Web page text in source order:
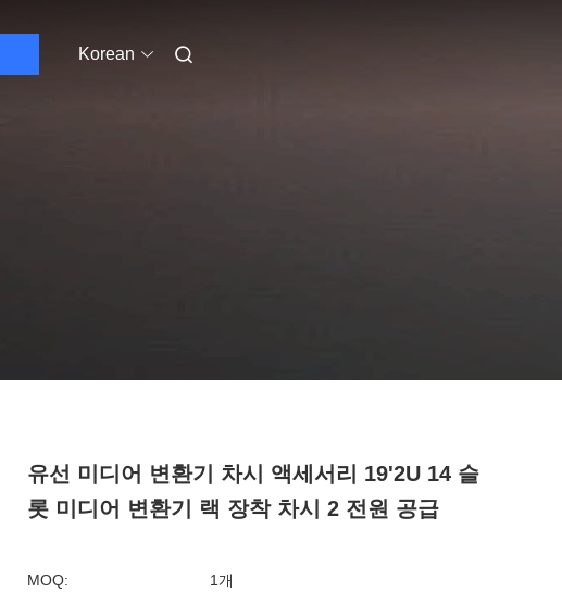
Korean
유선 미디어 변환기 차시 액세서리 19'2U 14 슬
롯 미디어 변환기 랙 장착 차시 2 전원 공급
MOQ: 1개